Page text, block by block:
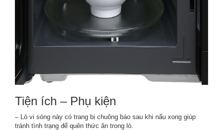
Tiện ích – Phụ kiện
– Lò vi sóng này có trang bị chuông báo sau khi nấu xong giúp
tránh tình trạng để quên thức ăn trong lò.